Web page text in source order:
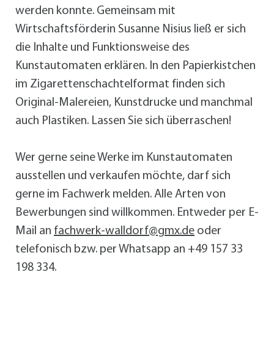
werden konnte. Gemeinsam mit
Wirtschaftsförderin Susanne Nisius ließ er sich
die Inhalte und Funktionsweise des
Kunstautomaten erklären. In den Papierkistchen
im Zigarettenschachtelformat finden sich
Original-Malereien, Kunstdrucke und manchmal
auch Plastiken. Lassen Sie sich überraschen!
Wer gerne seine Werke im Kunstautomaten
ausstellen und verkaufen möchte, darf sich
gerne im Fachwerk melden. Alle Arten von
Bewerbungen sind willkommen. Entweder per E-
Mail an fachwerk-walldorf@gmx.de oder
telefonisch bzw. per Whatsapp an +49 157 33
198 334.